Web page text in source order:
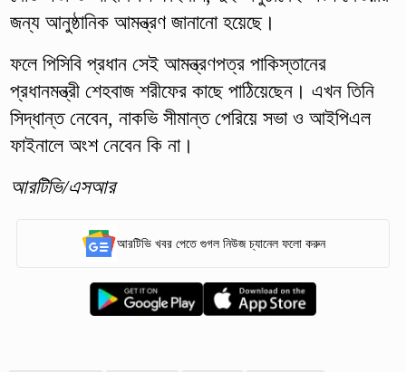
জন্য আনুষ্ঠানিক আমন্ত্রণ জানানো হয়েছে।
ফলে পিসিবি প্রধান সেই আমন্ত্রণপত্র পাকিস্তানের
প্রধানমন্ত্রী শেহবাজ শরীফের কাছে পাঠিয়েছেন। এখন তিনি
সিদ্ধান্ত নেবেন, নাকভি সীমান্ত পেরিয়ে সভা ও আইপিএল
ফাইনালে অংশ নেবেন কি না।
আরটিভি/এসআর
আরটিভি খবর পেতে গুগল নিউজ চ্যানেল ফলো করুন